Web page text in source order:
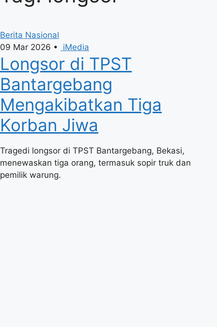
Berita Nasional
09 Mar 2026 • iMedia
Longsor di TPST
Bantargebang
Mengakibatkan Tiga
Korban Jiwa
Tragedi longsor di TPST Bantargebang, Bekasi,
menewaskan tiga orang, termasuk sopir truk dan
pemilik warung.